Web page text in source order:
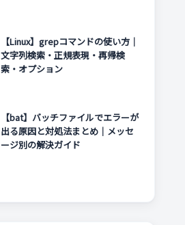
【Linux】grepコマンドの使い方｜
文字列検索・正規表現・再帰検
索・オプション
【bat】バッチファイルでエラーが
出る原因と対処法まとめ｜メッセ
ージ別の解決ガイド